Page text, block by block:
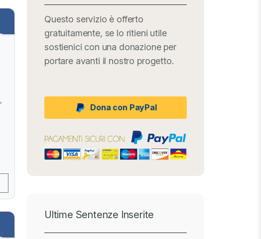
Questo servizio è offerto
gratuitamente, se lo ritieni utile
sostienici con una donazione per
portare avanti il nostro progetto.
Dona con PayPal
Ultime Sentenze Inserite